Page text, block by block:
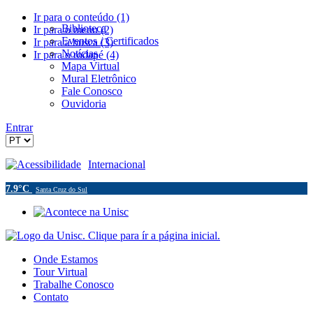
Ir para o conteúdo (1)
Ir para o menu (2)
Ir para a busca (3)
Ir para o rodapé (4)
Biblioteca
Eventos / Certificados
Notícias
Mapa Virtual
Mural Eletrônico
Fale Conosco
Ouvidoria
Entrar
Acessibilidade Internacional
7.9°C Santa Cruz do Sul
Onde Estamos
Tour Virtual
Trabalhe Conosco
Contato